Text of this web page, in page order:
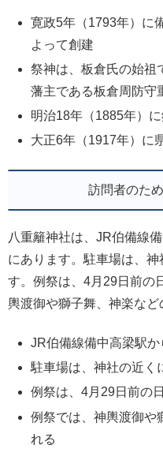
寛政5年（1793年）に
よって創建
祭神は、板倉氏の始祖
藩主である板倉周防守
明治18年（1885年）
大正6年（1917年）に
訪問者のた
八重籬神社は、JR伯備線
にあります。駐車場は、
す。例祭は、4月29日前の
輿渡御や獅子舞、神楽など
JR伯備線備中高梁駅
駐車場は、神社の近く
例祭は、4月29日前の
例祭では、神輿渡御や
れる